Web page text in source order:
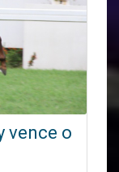
vence o